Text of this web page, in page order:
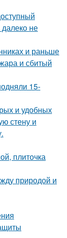
не
и раньше
и сбитый
15-
и удобных
стену и
плиточка
природой и